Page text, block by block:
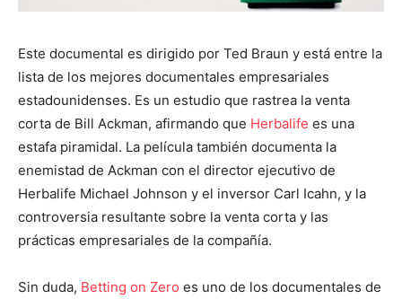
Este documental es dirigido por Ted Braun y está entre la
lista de los mejores documentales empresariales
estadounidenses. Es un estudio que rastrea la venta
corta de Bill Ackman, afirmando que Herbalife es una
estafa piramidal. La película también documenta la
enemistad de Ackman con el director ejecutivo de
Herbalife Michael Johnson y el inversor Carl Icahn, y la
controversia resultante sobre la venta corta y las
prácticas empresariales de la compañía.
Sin duda, Betting on Zero es uno de los documentales de